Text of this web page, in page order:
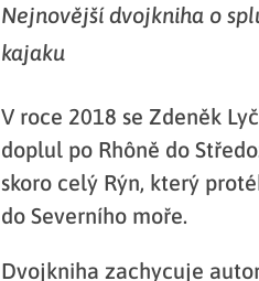
Nejnovější dvojkniha o
kajaku
V roce 2018 se Zdeněk
doplul po Rhôně do
skoro celý Rýn, který
do Severního moře.
Dvojkniha zachycuje